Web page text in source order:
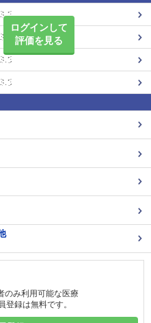
ログインして
評価を見る
のみ利用可能な医療
登録は無料です。